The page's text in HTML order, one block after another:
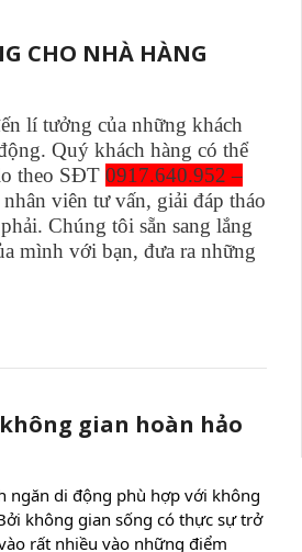
CHO NHÀ HÀNG
lí tưởng của những khách
Quý khách hàng có thể
theo SĐT 0917.640.952 –
viên tư vấn, giải đáp tháo
Chúng tôi sẵn sang lắng
mình với bạn, đưa ra những
gian hoàn hảo
ngăn di động phù hợp với không
không gian sống có thực sự trở
rất nhiều vào những điểm